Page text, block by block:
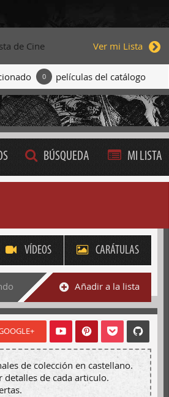
de Cine Ver mi Lista
0 películas del catálogo
BÚSQUEDA MI LISTA
VÍDEOS CARÁTULAS
Añadir a la lista
de colección en castellano.
de cada articulo.